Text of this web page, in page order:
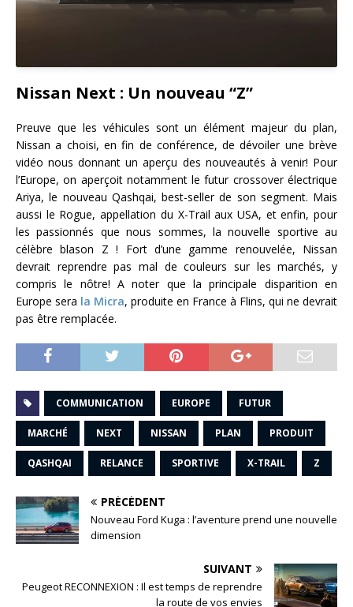
Nissan Next : Un nouveau “Z”
Preuve que les véhicules sont un élément majeur du plan,
Nissan a choisi, en fin de conférence, de dévoiler une brève
vidéo nous donnant un aperçu des nouveautés à venir! Pour
l’Europe, on aperçoit notamment le futur crossover électrique
Ariya, le nouveau Qashqai, best-seller de son segment. Mais
aussi le Rogue, appellation du X-Trail aux USA, et enfin, pour
les passionnés que nous sommes, la nouvelle sportive au
célèbre blason Z ! Fort d’une gamme renouvelée, Nissan
devrait reprendre pas mal de couleurs sur les marchés, y
compris le nôtre! A noter que la principale disparition en
Europe sera la Micra, produite en France à Flins, qui ne devrait
pas être remplacée.
COMMUNICATION EUROPE FUTUR
MARCHÉ NEXT NISSAN PLAN PRODUIT
QASHQAI RELANCE SPORTIVE X-TRAIL Z
PRÉCÉDENT
Nouveau Ford Kuga : l’aventure prend une nouvelle
dimension
SUIVANT
Peugeot RECONNEXION : Il est temps de reprendre
la route de vos envies